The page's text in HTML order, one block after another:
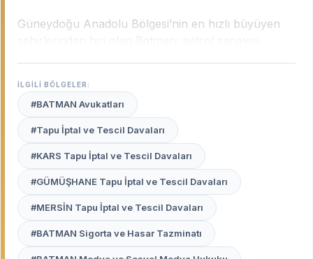
Güneydoğu Anadolu Bölgesi’nin en hızlı büyüyen
karakteri; iş hukuku uyuşmazlıklarından tazminat
davalarına, mülkiyet ihtilaflarından aile hukukuna
kadar geniş bir sahada yerel tecrübe gerektirir.
Batman uzman avukatları
, şehrin bu hızlı gelişimini,
yerel mahkeme pratiklerini ve Batman Adliyesi’nin
işleyişini en iyi bilen profesyonellerdir.
Avukat Burada platformu, Batman merkez ve
ilçelerinde (Hasankeyf, Kozluk, Beşiri vb.)
haklarınızı en etkili şekilde savunacak, deneyimli ve
güvenilir avukatları sizin için listeler.
İLGİLİ BÖLGELER:
#BATMAN Avukatları
#Tapu İptal ve Tescil Davaları
#KARS Tapu İptal ve Tescil Davaları
#GÜMÜŞHANE Tapu İptal ve Tescil Davaları
#MERSİN Tapu İptal ve Tescil Davaları
#BATMAN Sigorta ve Hasar Tazminatı